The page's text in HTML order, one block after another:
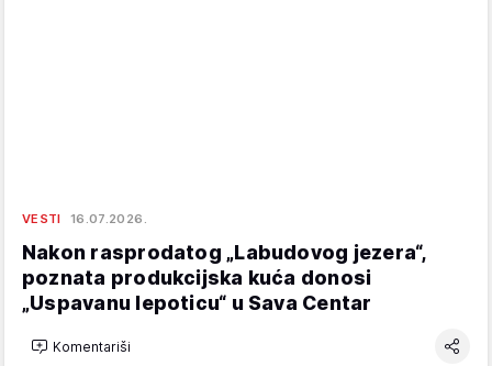
VESTI 16.07.2026.
Nakon rasprodatog „Labudovog jezera“,
poznata produkcijska kuća donosi
„Uspavanu lepoticu“ u Sava Centar
Komentariši